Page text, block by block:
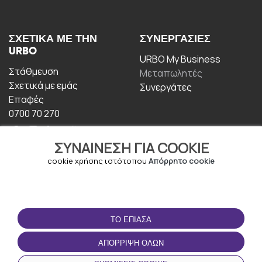
ΣΥΝΑΊΝΕΣΗ ΓΙΑ COOKIE
cookie χρήσης ιστότοπου Απόρρητο cookie
ΤΟ ΈΠΙΑΣΑ
ΑΠΌΡΡΙΨΗ ΌΛΩΝ
ΣΧΕΤΙΚΆ ΜΕ ΤΗΝ
URBO
Στάθμευση
Σχετικά με εμάς
Επαφές
0700 70 270
ΣΥΝΕΡΓΑΣΊΕΣ
URBO My Business
Μεταπωλητές
Συνεργάτες
ΟΡΟΙ ΧΡΉΣΗΣ
Οροι και Προϋποθέσεις
Πολιτική απορρήτου
ΚΑΤΕΒΆΣΤΕ ΤΗΝ
ΕΦΑΡΜΟΓΉ